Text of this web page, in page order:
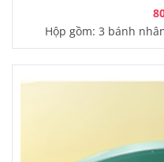
Hộp gồm: 3 bánh